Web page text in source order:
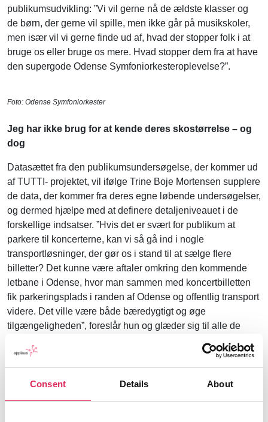
Consent Details About
publikumsudvikling: ”Vi vil gerne nå de ældste klasser og
de børn, der gerne vil spille, men ikke går på musikskoler,
men især vil vi gerne finde ud af, hvad der stopper folk i at
bruge os eller bruge os mere. Hvad stopper dem fra at have
den supergode Odense Symfoniorkesteroplevelse?”.
Foto: Odense Symfoniorkester
Jeg har ikke brug for at kende deres skostørrelse – og
dog
Datasættet fra den publikumsundersøgelse, der kommer ud
af TUTTI- projektet, vil ifølge Trine Boje Mortensen supplere
de data, der kommer fra deres egne løbende undersøgelser,
og dermed hjælpe med at definere detaljeniveauet i de
forskellige indsatser. ”Hvis det er svært for publikum at
parkere til koncerterne, kan vi så gå ind i nogle
transportløsninger, der gør os i stand til at sælge flere
billetter? Det kunne være aftaler omkring den kommende
letbane i Odense, hvor man sammen med koncertbilletten
fik parkeringsplads i randen af Odense og offentlig transport
videre. Det ville være både bæredygtigt og øge
tilgængeligheden”, foreslår hun og glæder sig til alle de
den igangværende undersøgelse, der laves i forbindelse
med TUTTI-projektet.